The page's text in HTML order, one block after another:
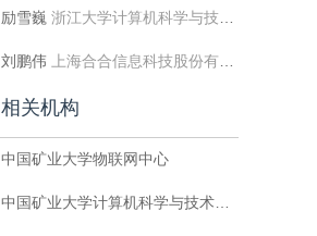
励雪巍 浙江大学计算机科学与技术学院
刘鹏伟 上海合合信息科技股份有限公司
相关机构
中国矿业大学物联网中心
中国矿业大学计算机科学与技术学院